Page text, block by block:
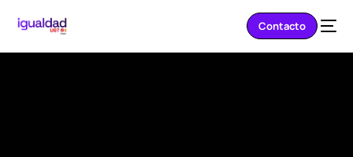
Contacto